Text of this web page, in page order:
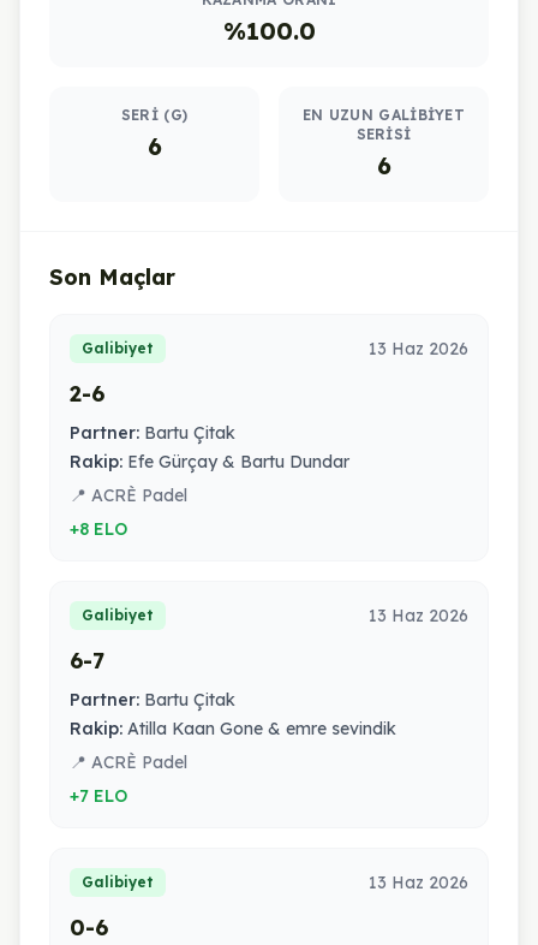
%100.0
SERI (G)
6
EN UZUN GALIBIYET
SERISI
6
Son Maçlar
Galibiyet 13 Haz 2026
2-6
Partner: Bartu Çitak
Rakip: Efe Gürçay & Bartu Dundar
📍 ACRÈ Padel
+8 ELO
Galibiyet 13 Haz 2026
6-7
Partner: Bartu Çitak
Rakip: Atilla Kaan Gone & emre sevindik
📍 ACRÈ Padel
+7 ELO
Galibiyet 13 Haz 2026
0-6